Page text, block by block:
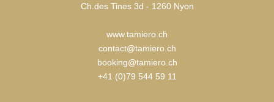
Ch.des Tines 3d - 1260 Nyon
www.tamiero.ch
contact@tamiero.ch
booking@tamiero.ch
+41 (0)79 544 59 11